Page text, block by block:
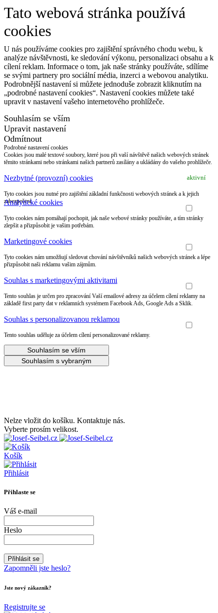
Tato webová stránka používá
cookies
U nás používáme cookies pro zajištění správného chodu webu, k
analýze návštěvnosti, ke sledování výkonu, personalizaci obsahu a k
cílení reklam. Informace o tom, jak naše stránky používáte, sdílíme
se svými partnery pro sociální média, inzerci a webovou analytiku.
Podrobnější nastavení si můžete jednoduše zobrazit kliknutím na
„podrobné nastavení cookies“. Nastavení cookies můžete také
upravit v nastavení vašeho internetového prohlížeče.
Souhlasím se vším
Upravit nastavení
Odmítnout
Podrobné nastavení cookies
Cookies jsou malé textové soubory, které jsou při vaší návštěvě našich webových stránek
těmito stránkami nebo stránkami našich partnerů zasílány a ukládány do vašeho prohlížeče.
Nezbytné (provozní) cookies aktivní
Tyto cookies jsou nutné pro zajištění základní funkčnosti webových stránek a k jejich
zabezpečení.
Analytické cookies
Tyto cookies nám pomáhají pochopit, jak naše webové stránky používáte, a tím stránky
zlepšit a přizpůsobit je vašim potřebám.
Marketingové cookies
Tyto cookies nám umožňují sledovat chování návštěvníků našich webových stránek a lépe
přizpůsobit naši reklamu vašim zájmům.
Souhlas s marketingovými aktivitami
Tento souhlas je určen pro zpracování Vaší emailové adresy za účelem cílení reklamy na
základě first party dat v reklamních systémem Facebook Ads, Google Ads a Sklik.
Souhlas s personalizovanou reklamou
Tento souhlas uděluje za účelem cílení personalizované reklamy.
Souhlasím se vším
Souhlasím s vybraným
Nelze vložit do košíku. Kontaktuje nás.
Vyberte prosím velikost.
Košík
Přihlásit
Přihlaste se
Váš e-mail
Heslo
Zapomněli jste heslo?
Jste nový zákazník?
Registrujte se